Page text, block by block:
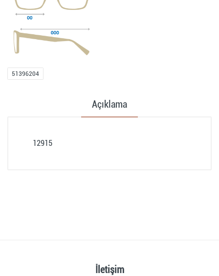
51396204
Açıklama
12915
İletişim